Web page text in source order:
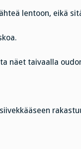
lentoon, eikä
näet taivaalla